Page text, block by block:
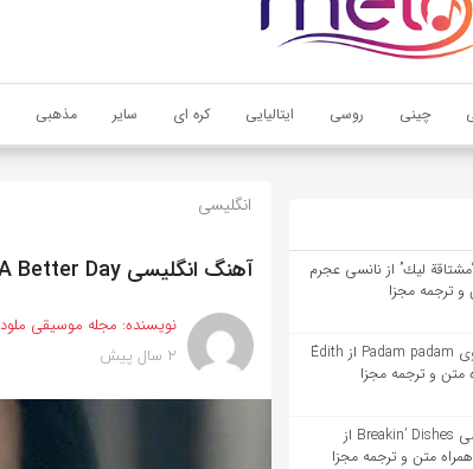
چینی روسی ایتالیایی کره ای سایر مذهبی
لیك” از نانسی عجرم
و ترجمه مجزا
آهنگ فرانسوی Padam padam از Édith
آهنگ انگلیسی Breakin’ Dishes از
انگلیسی
آهنگ انگلیسی For A Better Day از Avicii به همراه متن و ترجمه مجزا
نویسنده: مجله موسیقی ملود
2 سال پیش